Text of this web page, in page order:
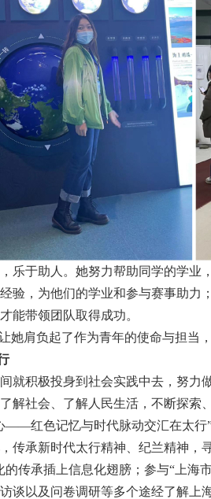
乐于助人。她努力帮助同学的学
验，为他们的学业和参与赛事助
能带领团队取得成功。
她肩负起了作为青年的使命与担当
就积极投身到社会实践中去，努力
解社会、了解人民生活，不断探索
——红色记忆与时代脉动交汇在太
传承新时代太行精神、纪兰精神
的传承插上信息化翅膀；参与“上海
谈以及问卷调研等多个途经了解